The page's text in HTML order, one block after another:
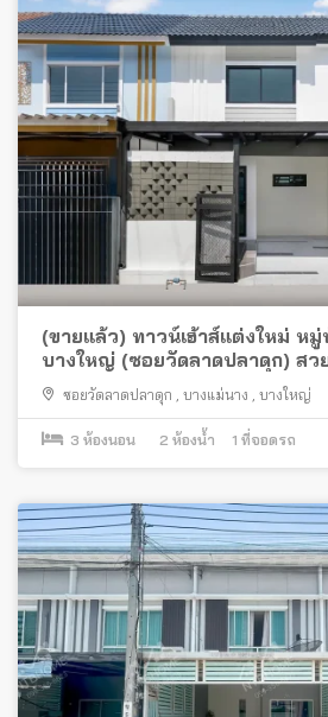
(ขายแล้ว) ทาวน์เฮ้าส์แต่งใหม่ ห
บางใหญ่ (ซอยวัดลาดปลาดุก) สว
เซ็นทรัล เวสต์เกต
ซอยวัดลาดปลาดุก , บางแม่นาง , บางใหญ่
3 ห้องนอน 2 ห้องน้ำ 1 ที่จอดรถ